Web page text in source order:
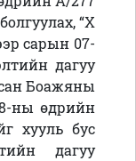
“Х
сарын 07-
дагуу
Боажяны
ны өдрийн
хууль бус
дагуу